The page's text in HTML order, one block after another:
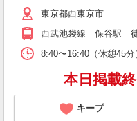
東京都西東京市
西武池袋線 保谷駅
8:40〜16:40（休憩45
本日掲載
キープ